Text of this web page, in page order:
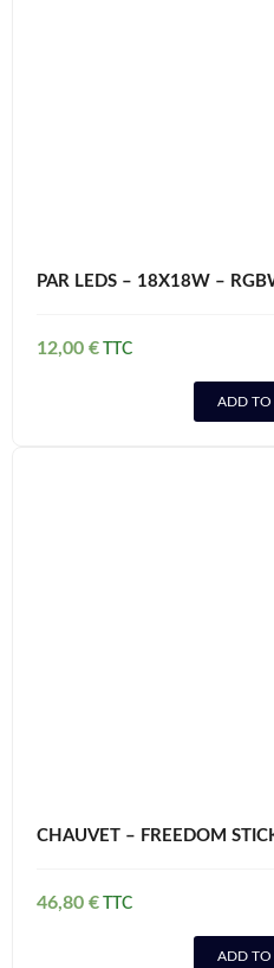
PAR LEDS – 18X18W –
12,00 €
ADD TO
CHAUVET – FREEDOM
46,80 €
ADD TO